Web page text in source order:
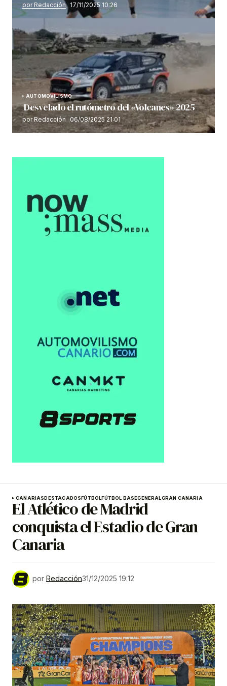
por Redacción 17/11/2025 10:26
AUTOMOVILISMO
Desvelado el rutómetro del «Volcanes» 2025
por Redacción 06/08/2025 21:01
CANARIASDESTACADOSFÚTBOLFÚTBOL BASEGENERALGRAN CANARIA
El Atlético de Madrid
conquista el Estadio de Gran
Canaria
por Redacción31/12/2025 19:12